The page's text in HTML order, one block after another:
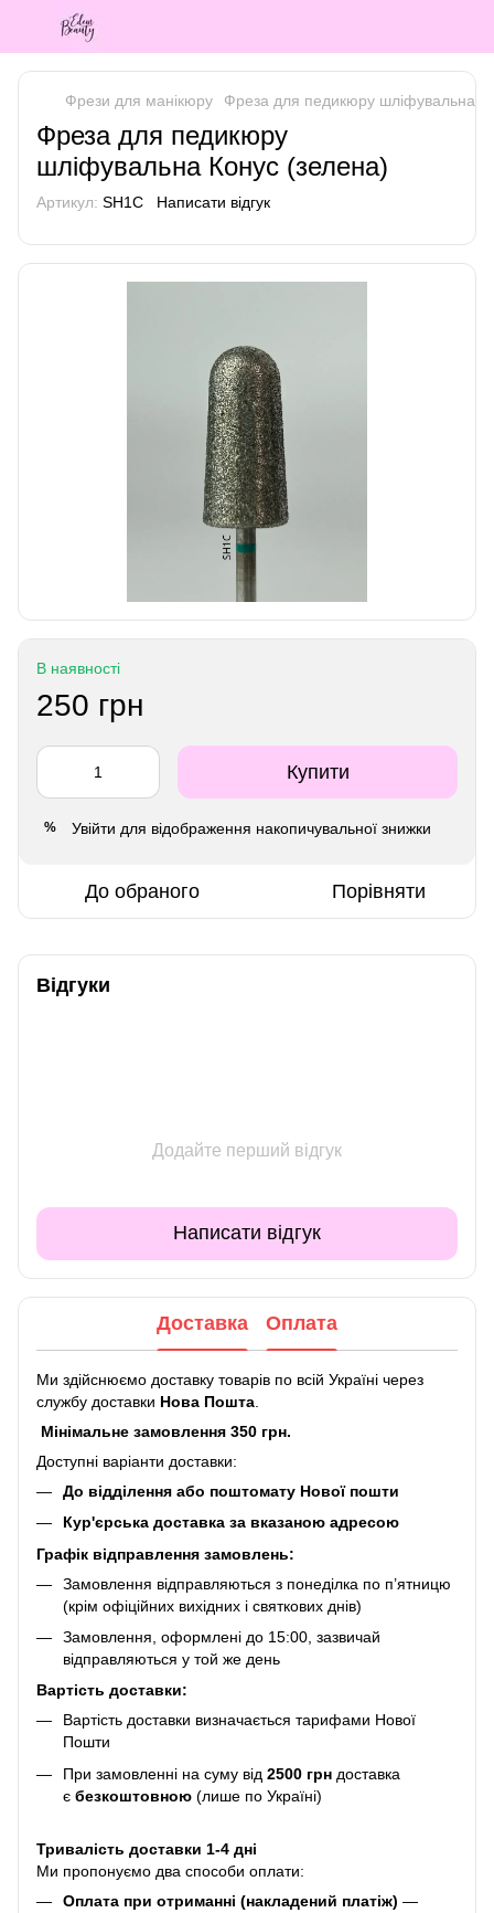
Фрези для манікюру Фреза для педикюру шліфувальна
Фреза для педикюру
шліфувальна Конус (зелена)
Артикул: SH1C Написати відгук
В наявності
250 грн
Купити
% Увійти для відображення накопичувальної знижки
До обраного Порівняти
Відгуки
Додайте перший відгук
Написати відгук
Доставка Оплата
Ми здійснюємо доставку товарів по всій Україні через
службу доставки Нова Пошта
Мінімальне замовлення 350 грн.
Доступні варіанти доставки:
До відділення або поштомату Нової пошти
Кур'єрська доставка за вказаною адресою
Графік відправлення замовлень:
Замовлення відправляються з понеділка по п’ятницю
(крім офіційних вихідних і святкових днів)
Замовлення, оформлені до 15:00, зазвичай
відправляються у той же день
Вартість доставки:
Вартість доставки визначається тарифами Нової
Пошти
При замовленні на суму від 2500 грн доставка
є безкоштовною (лише по Україні)
Тривалість доставки 1-4 дні
Ми пропонуємо два способи оплати:
Оплата при отриманні (накладений платіж) —